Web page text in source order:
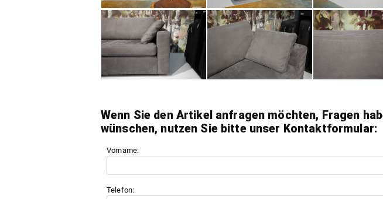
Wenn Sie den Artikel anfragen möchten, Fragen
wünschen, nutzen Sie bitte unser Kontaktformular:
Vorname:
Telefon: